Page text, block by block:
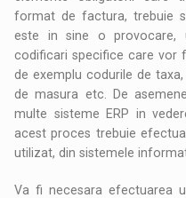
format de factura, trebuie
este in sine o provocare,
codificari specifice care vor
de exemplu codurile de
de masura etc. De
multe sisteme ERP in
acest proces trebuie
utilizat, din sistemele
Va fi necesara efectuarea